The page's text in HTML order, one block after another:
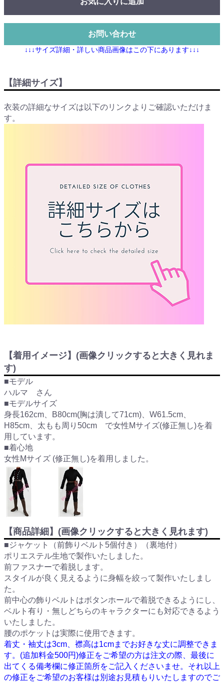
お問い合わせ
↓↓↓サイズ詳細・詳しい商品画像はこの下にあります↓↓↓
【詳細サイズ】
衣装の詳細なサイズは以下のリンクよりご確認いただけま
す。
【着用イメージ】(画像クリックすると大きく見れま
す)
■モデル
ハルマ さん
■モデルサイズ
身長162cm、B80cm(胸は潰して71cm)、W61.5cm、
H85cm、太もも周り50cm で女性Mサイズ(修正無し)を着
用しています。
■着心地
女性Mサイズ (修正無し)を着用しました。
【商品詳細】(画像クリックすると大きく見れます)
■ジャケット（前飾りベルト5個付き）（裏地付）
ポリエステル生地で製作いたしました。
前ファスナーで着脱します。
スタイルが良く見えるように身幅を絞って製作いたしまし
た。
前中心の飾りベルトはボタンホールで着脱できるようにし、
ベルト有り・無しどちらのキャラクターにも対応できるよう
いたしました。
腰のポケットは実際に使用できます。
着丈・袖丈は3cm、襟高は1cmまでお好きな丈に調整できま
す。(追加料金500円)修正をご希望の方は注文の際、最後に
出てくる備考欄に修正箇所をご記入くださいませ。それ以上
の修正をご希望のお客様は別途お見積もりいたしますのでご